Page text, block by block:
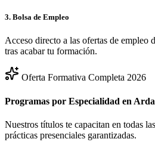
3. Bolsa de Empleo
Acceso directo a las ofertas de empleo
tras acabar tu formación.
Oferta Formativa Completa 2026
Programas por Especialidad en
Nuestros títulos te capacitan en todas
prácticas presenciales garantizadas.